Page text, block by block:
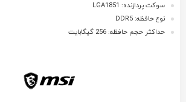
سوکت پردازنده: LGA1851
نوع حافظه: DDR5
حداکثر حجم حافظه: 256 گیگابایت